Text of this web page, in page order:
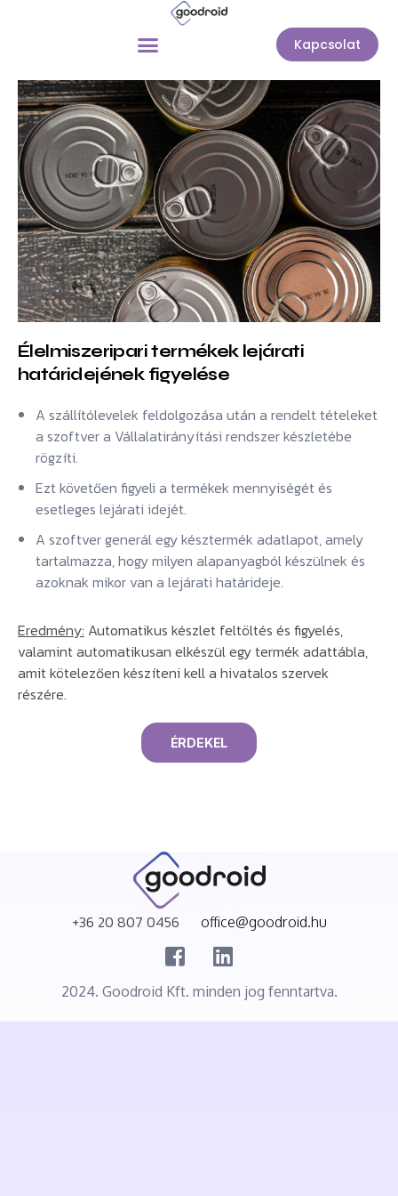
Kapcsolat
Élelmiszeripari termékek lejárati
határidejének figyelése
A szállítólevelek feldolgozása után a rendelt tételeket
a szoftver a Vállalatirányítási rendszer készletébe
rögzíti.
Ezt követően figyeli a termékek mennyiségét és
esetleges lejárati idejét.
A szoftver generál egy késztermék adatlapot, amely
tartalmazza, hogy milyen alapanyagból készülnek és
azoknak mikor van a lejárati határideje.
Eredmény: Automatikus készlet feltöltés és figyelés,
valamint automatikusan elkészül egy termék adattábla,
amit kötelezően készíteni kell a hivatalos szervek
részére.
ÉRDEKEL
+36 20 807 0456 office@goodroid.hu
2024. Goodroid Kft. minden jog fenntartva.